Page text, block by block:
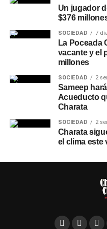
Un jugador
$376
SOCIEDAD 7
La Poceada
vacante y el
millones
SOCIEDAD 2
Sameep
Acueducto
Charata
SOCIEDAD 2
Charata
el clima este